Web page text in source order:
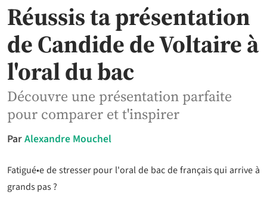
Réussis ta présentation
de Candide de Voltaire à
l'oral du bac
Découvre une présentation parfaite
pour comparer et t'inspirer
ParAlexandre Mouchel
Fatigué•e de stresser pour l'oral de bac de français qui arrive à
grands pas ?